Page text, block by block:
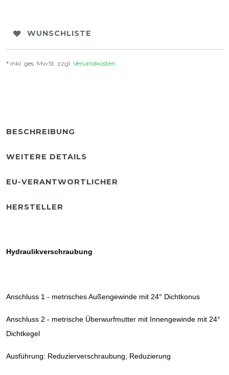
WUNSCHLISTE
* inkl. ges. MwSt. zzgl. Versandkosten
BESCHREIBUNG
WEITERE DETAILS
EU-VERANTWORTLICHER
HERSTELLER
Hydraulikverschraubung
Anschluss 1 - metrisches Außengewinde mit 24° Dichtkonus
Anschluss 2 - metrische Überwurfmutter mit Innengewinde mit 24°
Dichtkegel
Ausführung: Reduzierverschraubung, Reduzierung